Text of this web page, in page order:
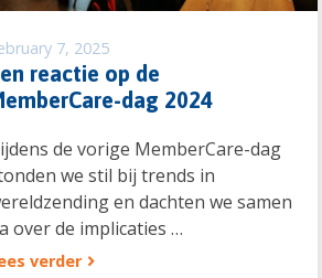
7, 2025
reactie op de
dag 2024
de vorige MemberCare-dag
we stil bij trends in
en dachten we samen
over de implicaties …
verder